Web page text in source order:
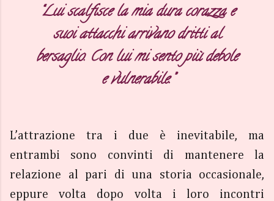
“Lui scalfisce la mia dura corazza e
suoi attacchi arrivano dritti al
bersaglio. Con lui mi sento più debole
e vulnerabile.”
L’attrazione tra i due è inevitabile, ma
entrambi sono convinti di mantenere la
relazione al pari di una storia occasionale,
eppure volta dopo volta i loro incontri